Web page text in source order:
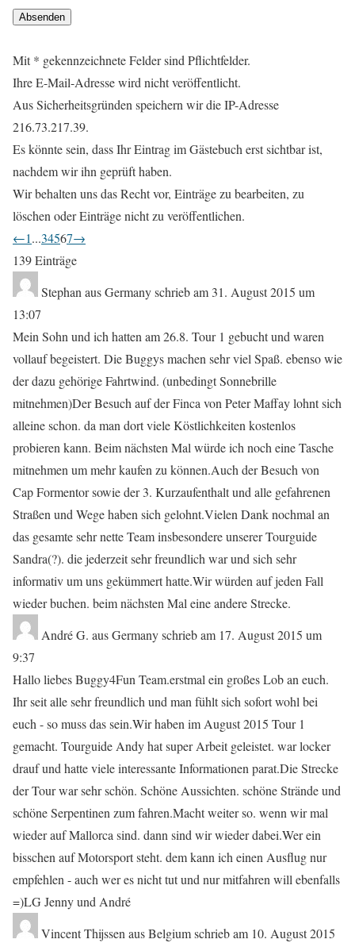
Mit * gekennzeichnete Felder sind Pflichtfelder.
Ihre E-Mail-Adresse wird nicht veröffentlicht.
Aus Sicherheitsgründen speichern wir die IP-Adresse
216.73.217.39.
Es könnte sein, dass Ihr Eintrag im Gästebuch erst sichtbar ist,
nachdem wir ihn geprüft haben.
Wir behalten uns das Recht vor, Einträge zu bearbeiten, zu
löschen oder Einträge nicht zu veröffentlichen.
N
a
d
e
b
u
c
h
l
i
s
t
e
←1...34567→
139 Einträge
StephanausGermanyschrieb am 31. August 2015 um
13:07
Mein Sohn und ich hatten am 26.8. Tour 1 gebucht und waren
vollauf begeistert. Die Buggys machen sehr viel Spaß. ebenso wie
der dazu gehörige Fahrtwind. (unbedingt Sonnebrille
mitnehmen)Der Besuch auf der Finca von Peter Maffay lohnt sich
alleine schon. da man dort viele Köstlichkeiten kostenlos
probieren kann. Beim nächsten Mal würde ich noch eine Tasche
mitnehmen um mehr kaufen zu können.Auch der Besuch von
Cap Formentor sowie der 3. Kurzaufenthalt und alle gefahrenen
Straßen und Wege haben sich gelohnt.Vielen Dank nochmal an
das gesamte sehr nette Team insbesondere unserer Tourguide
Sandra(?). die jederzeit sehr freundlich war und sich sehr
informativ um uns gekümmert hatte.Wir würden auf jeden Fall
wieder buchen. beim nächsten Mal eine andere Strecke.
André G. ausGermanyschrieb am 17. August 2015 um
9:37
Hallo liebes Buggy4Fun Team.erstmal ein großes Lob an euch.
Ihr seit alle sehr freundlich und man fühlt sich sofort wohl bei
euch - so muss das sein.Wir haben im August 2015 Tour 1
gemacht. Tourguide Andy hat super Arbeit geleistet. war locker
drauf und hatte viele interessante Informationen parat.Die Strecke
der Tour war sehr schön. Schöne Aussichten. schöne Strände und
schöne Serpentinen zum fahren.Macht weiter so. wenn wir mal
wieder auf Mallorca sind. dann sind wir wieder dabei.Wer ein
bisschen auf Motorsport steht. dem kann ich einen Ausflug nur
empfehlen - auch wer es nicht tut und nur mitfahren will ebenfalls
=)LG Jenny und André
Vincent ThijssenausBelgiumschrieb am 10. August 2015